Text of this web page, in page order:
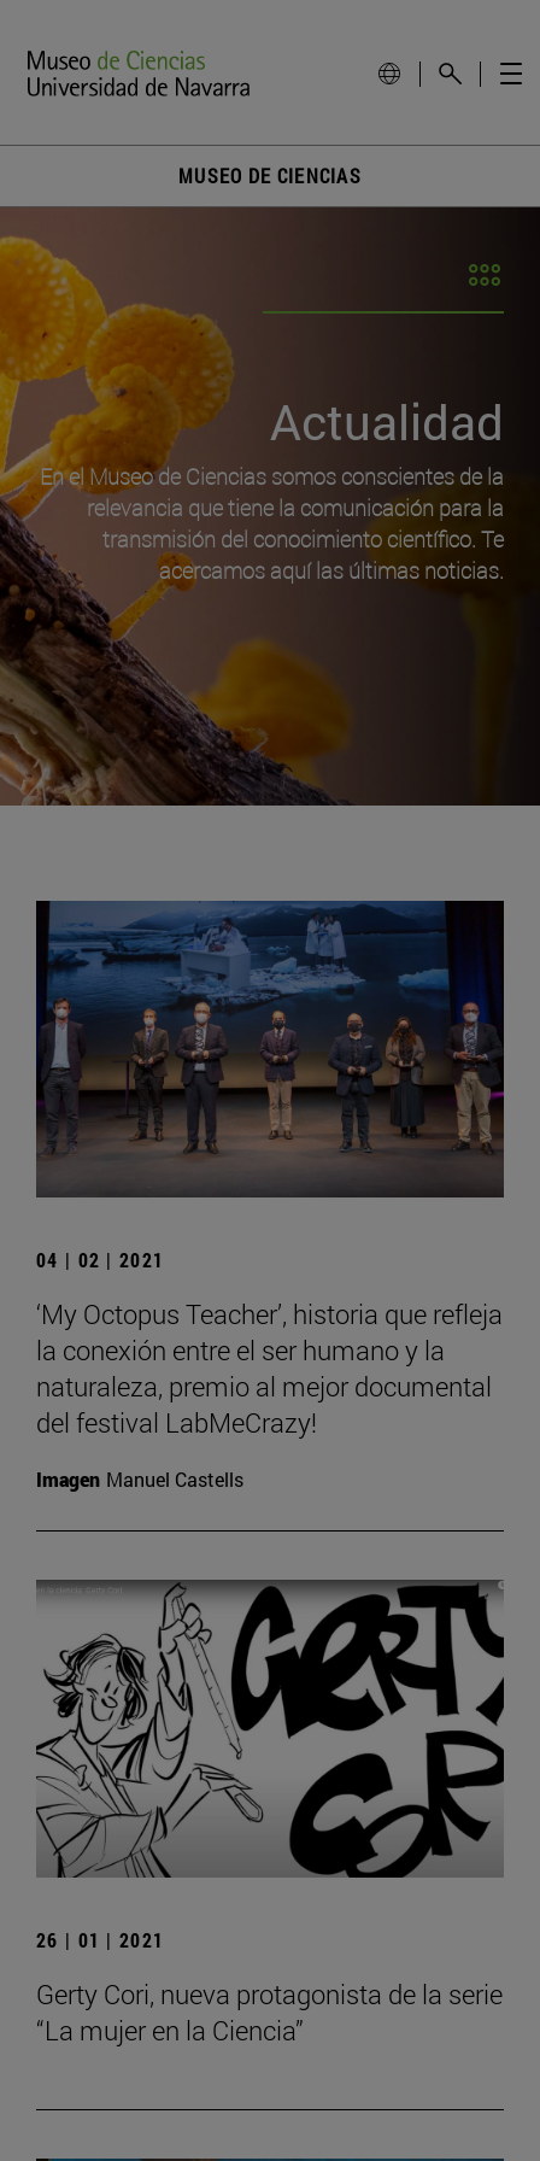
MUSEO DE CIENCIAS
Actualidad
En el Museo de Ciencias somos conscientes de la
relevancia que tiene la comunicación para la
transmisión del conocimiento científico. Te
acercamos aquí las últimas noticias.
04 | 02 | 2021
‘My Octopus Teacher’, historia que refleja
la conexión entre el ser humano y la
naturaleza, premio al mejor documental
del festival LabMeCrazy!
Imagen Manuel Castells
26 | 01 | 2021
Gerty Cori, nueva protagonista de la serie
“La mujer en la Ciencia”